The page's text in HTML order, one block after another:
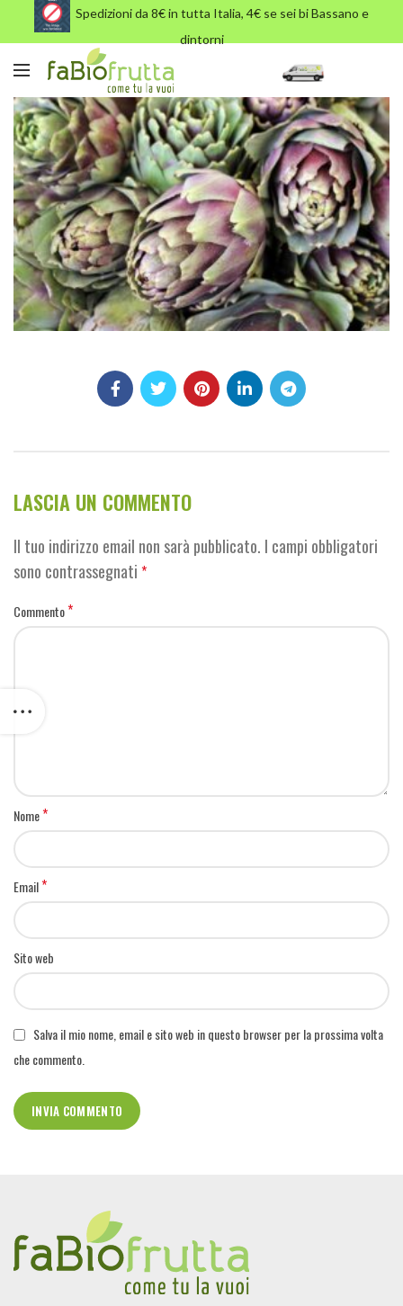
Spedizioni da 8€ in tutta Italia, 4€ se sei bi Bassano e
dintorni
LASCIA UN COMMENTO
Il tuo indirizzo email non sarà pubblicato. I campi obbligatori
sono contrassegnati *
Commento*
Nome*
Email*
Sito web
Salva il mio nome, email e sito web in questo browser per la prossima volta
che commento.